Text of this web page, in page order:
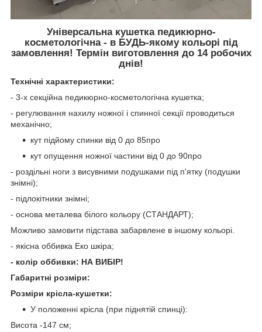
Універсальна кушетка педикюрно-
косметологічна - в БУДЬ-якому кольорі під
замовлення! Термін виготовлення до 14 робочих
днів!
Технічні характеристики:
- 3-х секційна педикюрно-косметологічна кушетка;
- регулювання нахилу ножної і спинної секції проводиться
механічно;
кут підйому спинки від 0 до 85про
кут опущення ножної частини від 0 до 90про
- роздільні ноги з висувними подушками під п'ятку (подушки
знімні);
- підлокітники знімні;
- основа металева білого кольору (СТАНДАРТ);
Можливо замовити підстава забарвлене в іншому кольорі.
- якісна оббивка Еко шкіра;
- колір оббивки: НА ВИБІР!
Габаритні розміри:
Розміри крісла-кушетки:
У положенні крісла (при піднятій спинці):
Висота -147 см;